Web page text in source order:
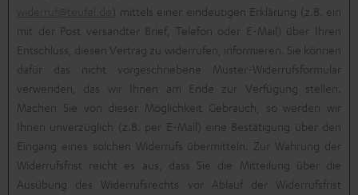
) mittels einer eindeutigen Erklärung (z.B. ein
mit der Post versandter Brief, Telefon oder E-Mail) über Ihren
Entschluss, diesen Vertrag zu widerrufen, informieren. Sie können
dafür das nicht vorgeschriebene Muster-Widerrufsformular
verwenden, das wir Ihnen am Ende zur Verfügung stellen.
Machen Sie von dieser Möglichkeit Gebrauch, so werden wir
Ihnen unverzüglich (z.B. per E-Mail) eine Bestätigung über den
Eingang eines solchen Widerrufs übermitteln. Zur Wahrung der
Widerrufsfrist reicht es aus, dass Sie die Mitteilung über die
Ausübung des Widerrufsrechts vor Ablauf der Widerrufsfrist